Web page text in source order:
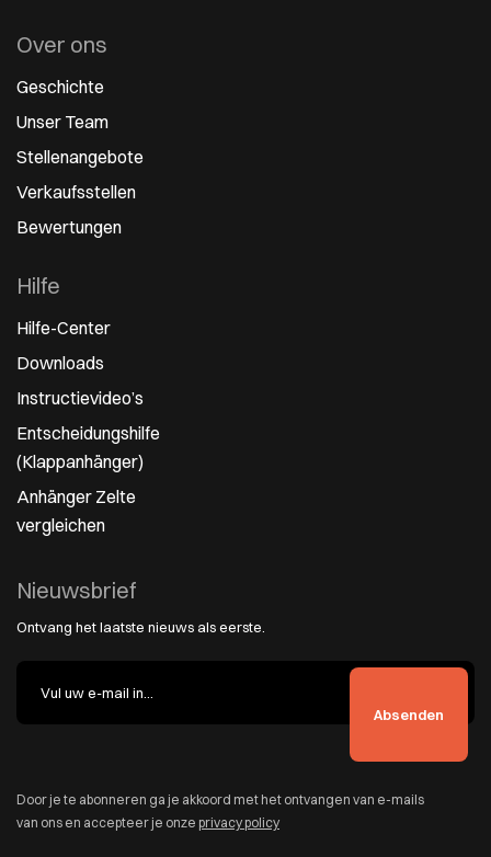
Over ons
Geschichte
Unser Team
Stellenangebote
Verkaufsstellen
Bewertungen
Hilfe
Hilfe-Center
Downloads
Instructievideo’s
Entscheidungshilfe
(Klappanhänger)
Anhänger Zelte
vergleichen
Nieuwsbrief
Ontvang het laatste nieuws als eerste.
Door je te abonneren ga je akkoord met het ontvangen van e-mails
van ons en accepteer je onze privacy policy